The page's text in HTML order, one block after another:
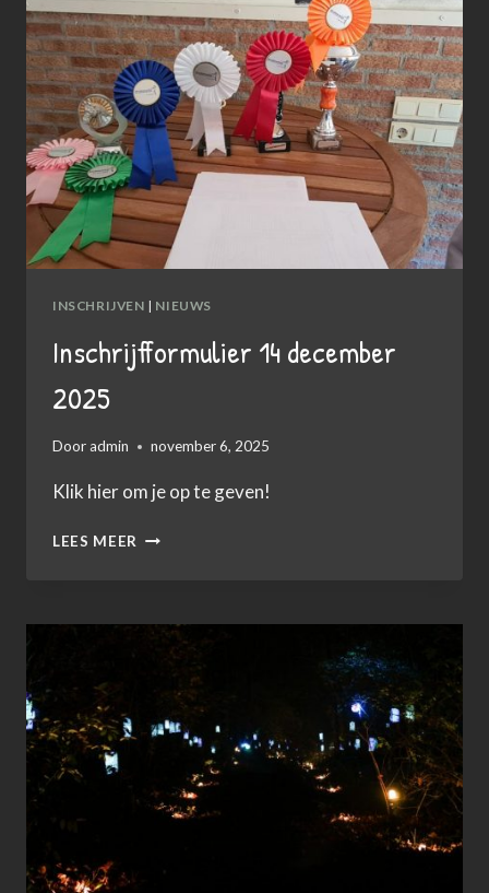
INSCHRIJVEN | NIEUWS
Inschrijfformulier 14 december
2025
Dooradmin november 6, 2025
Klik hier om je op te geven!
LEES MEER INSCHRIJFFORMULIER